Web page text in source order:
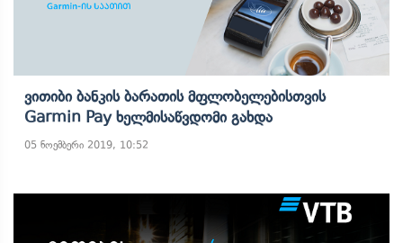
Ვითიბი Ბანკის Ბარათის Მფლობელებისთვის
Garmin Pay Ხელმისაწვდომი Გახდა
05 ნოემბერი 2019, 10:52